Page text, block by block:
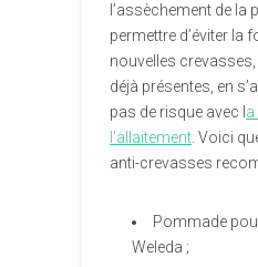
l’assèchement de la
permettre d’éviter la
nouvelles
déjà présentes, en
pas de risque avec l a
l’allaitement. Voici
anti-crevasses
Pommade
Weleda ;